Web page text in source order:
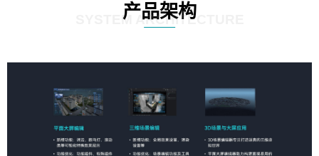
产品架构
SYSTEM ARCHITECTURE